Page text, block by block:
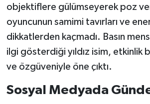
objektiflere gülümseyerek poz
oyuncunun samimi tavırları ve
dikkatlerden kaçmadı. Basın
ilgi gösterdiği yıldız isim, etkinlik
ve özgüveniyle öne çıktı.
Sosyal Medyada